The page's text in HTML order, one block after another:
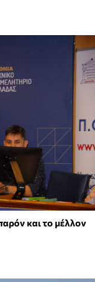
και το μέλλον